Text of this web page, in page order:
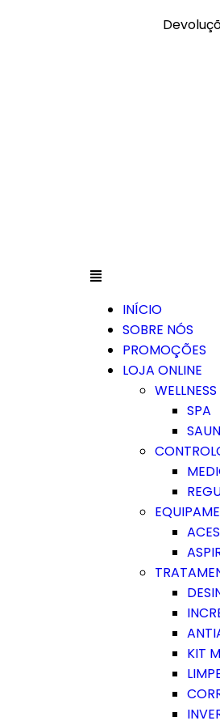
INÍCIO
SOBRE NÓS
PROMOÇÕES
LOJA ONLINE
WELLNESS
SPA
KIT